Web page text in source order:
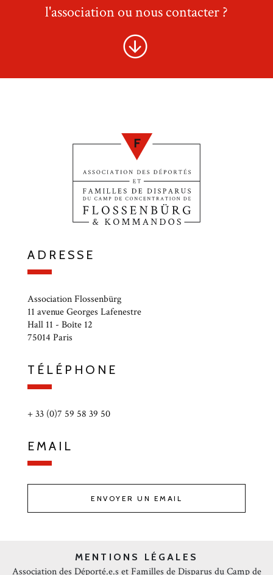
l'association ou nous contacter ?
ADRESSE
Association Flossenbürg
11 avenue Georges Lafenestre
Hall 11 - Boîte 12
75014 Paris
TÉLÉPHONE
+ 33 (0)7 59 58 39 50
EMAIL
ENVOYER UN EMAIL
MENTIONS LÉGALES
Association des Déporté.e.s et Familles de Disparus du Camp de